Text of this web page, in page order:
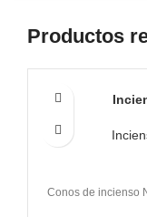
Productos
Conos de incienso